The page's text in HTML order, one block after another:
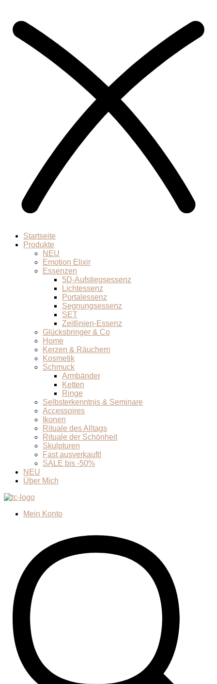
Startseite
Produkte
NEU
Emotion Elixir
Essenzen
5D-Aufstiegsessenz
Lichtessenz
Portalessenz
Segnungsessenz
SET
Zeitlinien-Essenz
Glücksbringer & Co
Home
Kerzen & Räuchern
Kosmetik
Schmuck
Armbänder
Ketten
Ringe
Selbsterkenntnis & Seminare
Accessoires
Ikonen
Rituale des Alltags
Rituale der Schönheit
Skulpturen
Fast ausverkauft!
SALE bis -50%
NEU
Über Mich
Mein Konto